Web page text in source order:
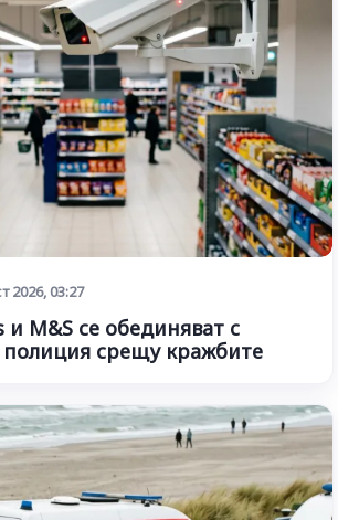
2026, 03:27
и M&S се обединяват с
полиция срещу кражбите